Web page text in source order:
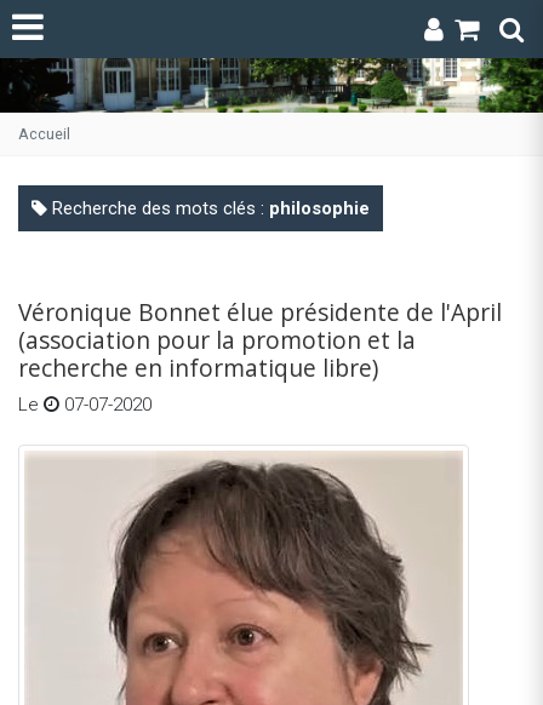
Accueil
Recherche des mots clés : philosophie
Véronique Bonnet élue présidente de l'April
(association pour la promotion et la
recherche en informatique libre)
Le 07-07-2020